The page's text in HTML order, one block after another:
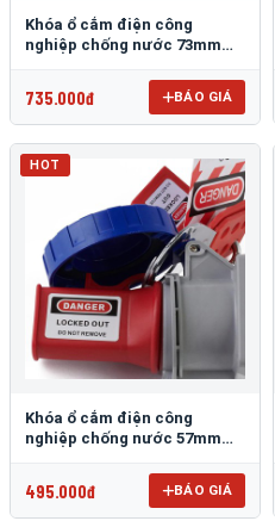
Khóa ổ cắm điện công
nghiệp chống nước 73mm
735.000đ BÁO GIÁ
HOT
Khóa ổ cắm điện công
nghiệp chống nước 57mm
495.000đ BÁO GIÁ